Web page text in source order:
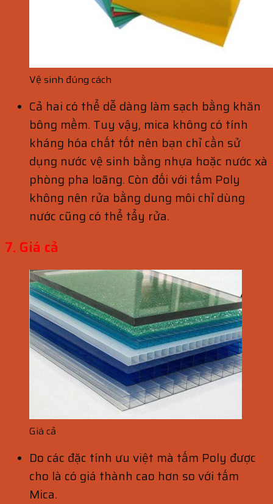
Vệ sinh đúng cách
Cả hai có thể dễ dàng làm sạch bằng khăn
bông mềm. Tuy vậy, mica không có tính
kháng hóa chất tốt nên bạn chỉ cần sử
dụng nước vệ sinh bằng nhựa hoặc nước xà
phòng pha loãng. Còn đối với tấm Poly
không nên rửa bằng dung môi chỉ dùng
nước cũng có thể tẩy rửa.
7. Giá cả
Giá cả
Do các đặc tính ưu việt mà tấm Poly được
cho là có giá thành cao hơn so với tấm
Mica.